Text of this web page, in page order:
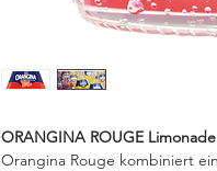
ORANGINA ROUGE
Orangina Rouge kombiniert